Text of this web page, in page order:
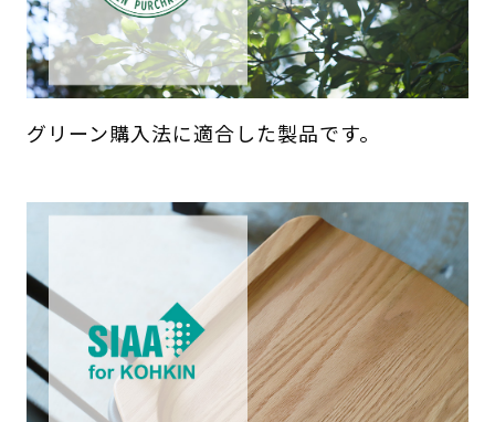
グリーン購入法に適合した製品です。